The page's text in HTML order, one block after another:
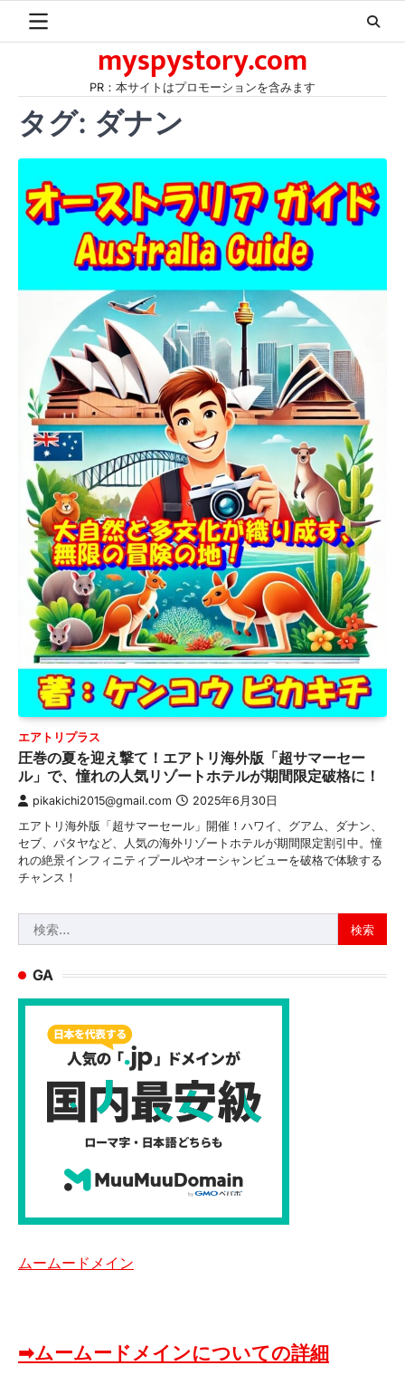
myspystory.com
PR：本サイトはプロモーションを含みます
タグ: ダナン
エアトリプラス
圧巻の夏を迎え撃て！エアトリ海外版「超サマーセー
ル」で、憧れの人気リゾートホテルが期間限定破格に！
pikakichi2015@gmail.com 2025年6月30日
エアトリ海外版「超サマーセール」開催！ハワイ、グアム、ダナン、
セブ、パタヤなど、人気の海外リゾートホテルが期間限定割引中。憧
れの絶景インフィニティプールやオーシャンビューを破格で体験する
チャンス！
索:
GA
ムームードメイン
➡ムームードメインについての詳細